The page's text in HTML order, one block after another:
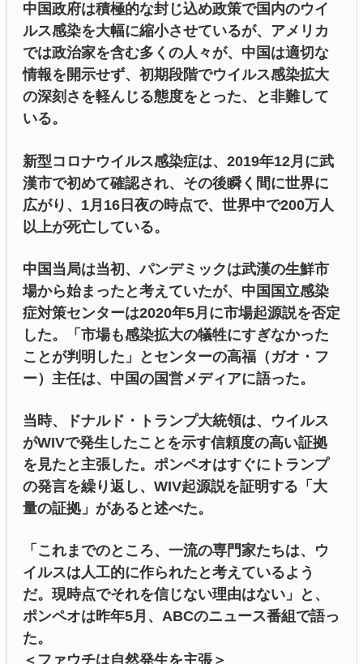
中国政府は積極的な封じ込め政策で国内のウイ
ルス感染を大幅に縮小させているが、アメリカ
では政治家を含む多くの人々が、中国は適切な
情報を開示せず、初期段階でウイルス感染拡大
の深刻さを軽んじる態度をとった、と非難して
いる。
新型コロナウイルス感染症は、2019年12月に武
漢市で初めて確認され、その後瞬く間に世界に
広がり、1月16日夜の時点で、世界中で200万人
以上が死亡している。
中国当局は当初、パンデミックは武漢の生鮮市
場から始まったと考えていたが、中国国立感染
症対策センターは2020年5月に市場起源説を否定
した。「市場も感染拡大の犠牲にすぎなかった
ことが判明した」とセンターの高福（ガオ・フ
ー）主任は、中国の国営メディアに語った。
当時、ドナルド・トランプ大統領は、ウイルス
がWIVで発生したことを示す信頼度の高い証拠
を見たと主張した。ポンペオはすぐにトランプ
の発言を繰り返し、WIV起源説を証明する「大
量の証拠」があると述べた。
「これまでのところ、一流の専門家たちは、ウ
イルスは人工的に作られたと考えているよう
だ。現時点でそれを信じない理由はない」と、
ポンペオは昨年5月、ABCのニュース番組で語っ
た。
＜ファウチは自然発生を主張＞